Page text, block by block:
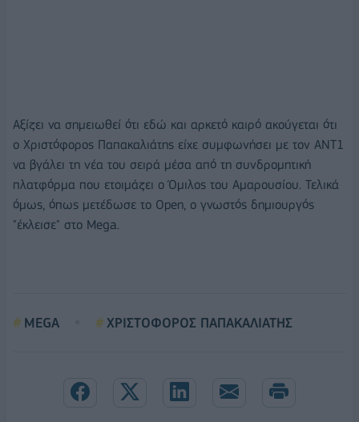
Αξίζει να σημειωθεί ότι εδώ και αρκετό καιρό ακούγεται ότι
ο Χριστόφορος Παπακαλιάτης είχε συμφωνήσει με τον ΑΝΤ1
να βγάλει τη νέα του σειρά μέσα από τη συνδρομητική
πλατφόρμα που ετοιμάζει ο Όμιλος του Αμαρουσίου. Τελικά
όμως, όπως μετέδωσε το Open, ο γνωστός δημιουργός
"έκλεισε" στο Mega.
MEGA ΧΡΙΣΤΟΦΟΡΟΣ ΠΑΠΑΚΑΛΙΑΤΗΣ